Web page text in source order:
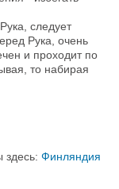
следует
Рука, очень
и проходит по
то набирая
здесь: Финляндия